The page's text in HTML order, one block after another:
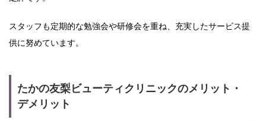
スタッフも定期的な勉強会や研修会を重ね、充実したサービス提
供に努めています。
たかの友梨ビューティクリニックのメリット・
デメリット